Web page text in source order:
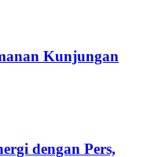
Kunjungan
dengan Pers,